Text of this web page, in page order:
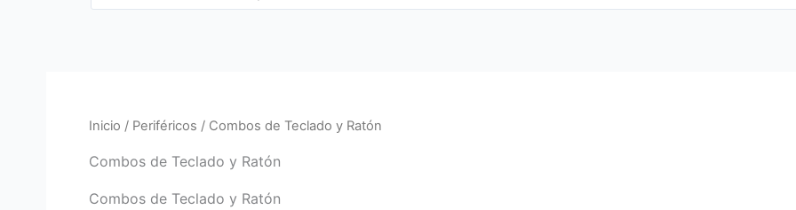
Inicio / Periféricos / Combos de Teclado y Ratón
Combos de Teclado y Ratón
Combos de Teclado y Ratón